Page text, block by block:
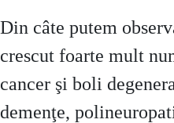
Din câte putem
crescut foarte mult
cancer şi boli
demenţe,